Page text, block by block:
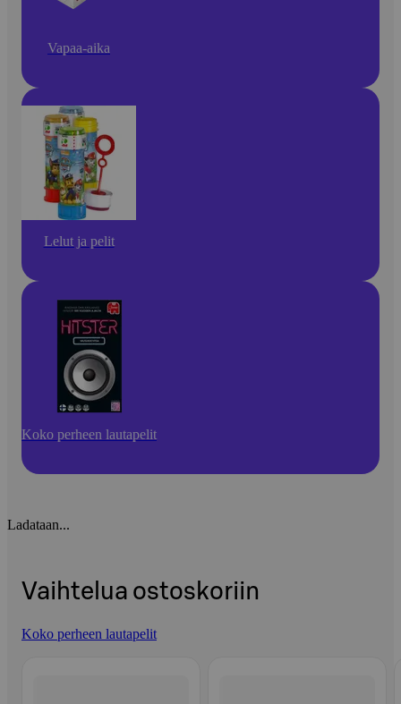
Vapaa-aika
Lelut ja pelit
Koko perheen lautapelit
Ladataan...
Vaihtelua ostoskoriin
Koko perheen lautapelit